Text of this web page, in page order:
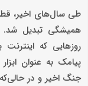
طی سال‌های اخیر،
همیشگی تبدیل
روزهایی که
پیامک به عنوان
جنگ اخیر و در